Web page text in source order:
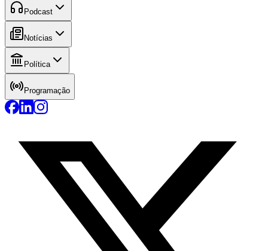
Podcast
Notícias
Política
Programação